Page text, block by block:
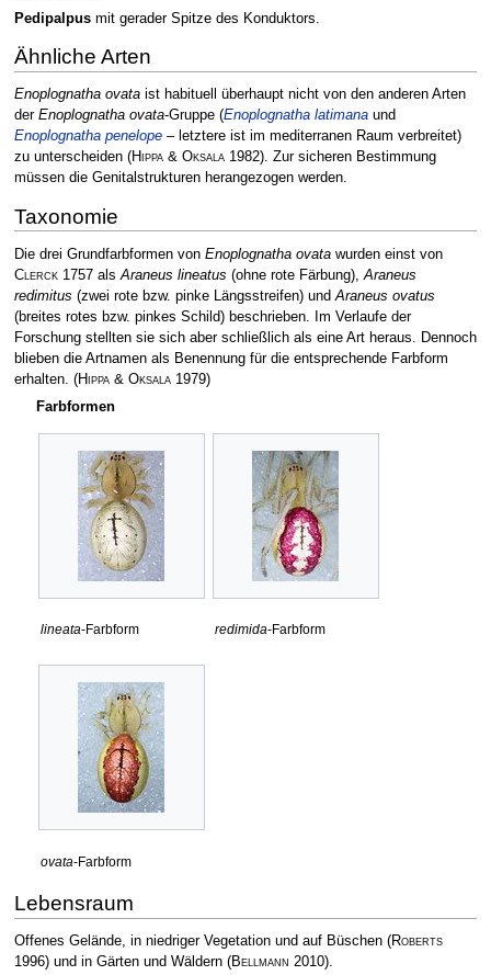
Pedipalpusmit gerader Spitze des Konduktors.
Ähnliche Arten
Enoplognatha ovataist habituell überhaupt nicht von den anderen Arten
der Enoplognatha ovata-Gruppe (Enoplognatha latimanaund
Enoplognatha penelope– letztere ist im mediterranen Raum verbreitet)
zu unterscheiden (Hippa & Oksala1982). Zur sicheren Bestimmung
müssen die Genitalstrukturen herangezogen werden.
Taxonomie
Die drei Grundfarbformen von Enoplognatha ovatawurden einst von
Clerck1757 als Araneus lineatus (ohne rote Färbung), Araneus
redimitus (zwei rote bzw. pinke Längsstreifen) und Araneus ovatus
(breites rotes bzw. pinkes Schild) beschrieben. Im Verlaufe der
Forschung stellten sie sich aber schließlich als eine Art heraus. Dennoch
blieben die Artnamen als Benennung für die entsprechende Farbform
erhalten. (Hippa & Oksala1979)
Farbformen
lineata-Farbform redimida-Farbform
ovata-Farbform
Lebensraum
Offenes Gelände, in niedriger Vegetation und auf Büschen (Roberts
1996)und in Gärten und Wäldern (Bellmann 2010).